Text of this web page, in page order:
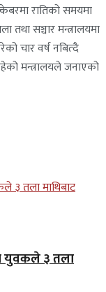
रातिको समयमा
तथा सञ्चार मन्त्रालयमा
चार वर्ष नबित्दै
मन्त्रालयले जनाएको
युवकले ३ तला